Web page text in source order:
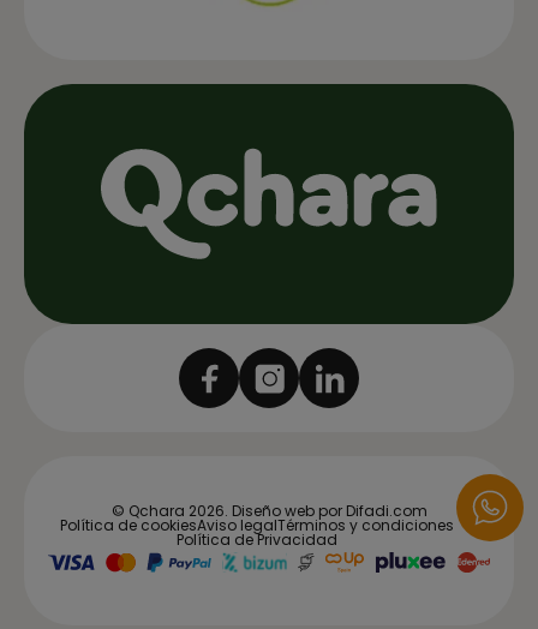
© Qchara 2026. Diseño web por Difadi.com
Política de cookiesAviso legalTérminos y condiciones
Política de Privacidad